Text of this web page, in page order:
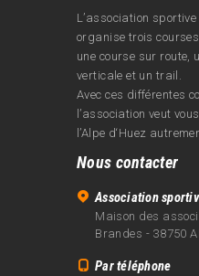
L’association sportive
organise trois
une course sur route,
verticale et un trail.
Avec ces différentes
l’association veut
l’Alpe d‘Huez
Nous contacter
Association
Maison des
Brandes - 38750
Par téléphone